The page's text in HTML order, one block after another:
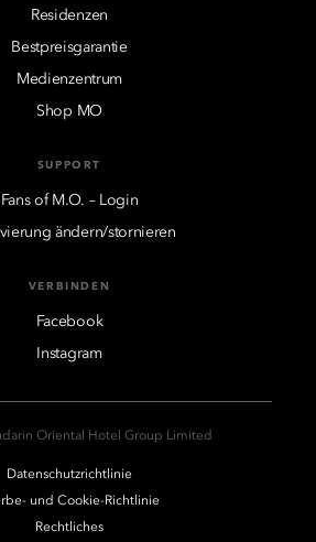
Residenzen
Bestpreisgarantie
Medienzentrum
Shop MO
SUPPORT
Fans of M.O. – Login
ändern/stornieren
VERBINDEN
Facebook
Instagram
Oriental Hotel Group Limited
Datenschutzrichtlinie
und Cookie-Richtlinie
Rechtliches